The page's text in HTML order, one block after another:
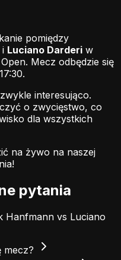
pomiędzy
i Luciano Darderi w
Mecz odbędzie się
interesująco.
o zwycięstwo, co
dla wszystkich
na żywo na naszej
pytania
Hanfmann vs Luciano
mecz?